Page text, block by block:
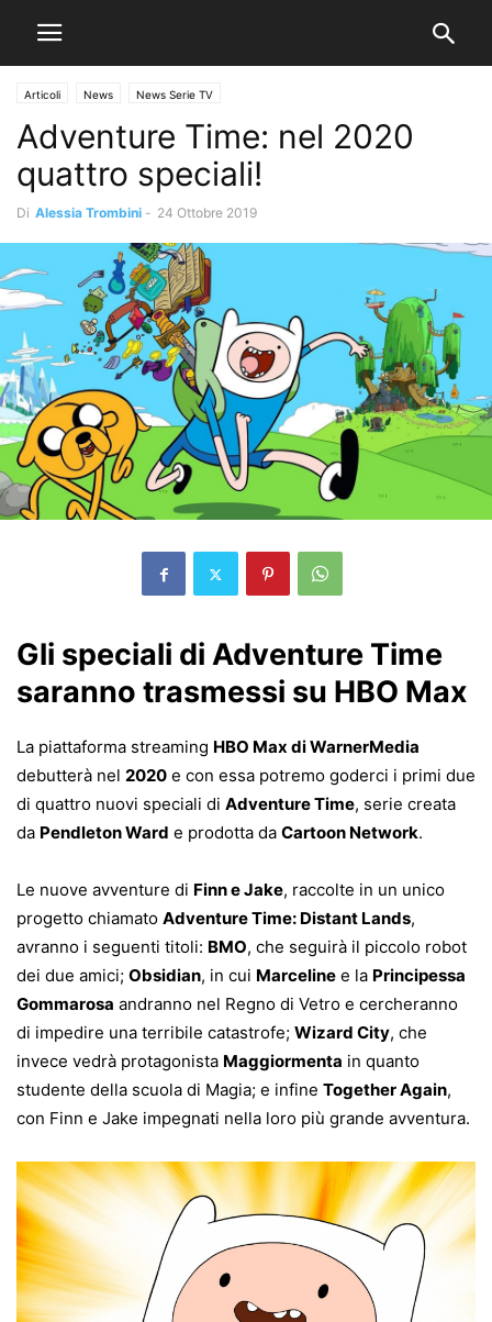
Articoli News News Serie TV
Adventure Time: nel 2020
quattro speciali!
Di Alessia Trombini - 24 Ottobre 2019
Gli speciali di Adventure Time
saranno trasmessi su HBO Max
La piattaforma streaming HBO Max di WarnerMedia
debutterà nel 2020 e con essa potremo goderci i primi due
di quattro nuovi speciali di Adventure Time, serie creata
da Pendleton Ward e prodotta da Cartoon Network.
Le nuove avventure di Finn e Jake, raccolte in un unico
progetto chiamato Adventure Time: Distant Lands,
avranno i seguenti titoli: BMO, che seguirà il piccolo robot
dei due amici; Obsidian, in cui Marceline e la Principessa
Gommarosa andranno nel Regno di Vetro e cercheranno
di impedire una terribile catastrofe; Wizard City, che
invece vedrà protagonista Maggiormenta in quanto
studente della scuola di Magia; e infine Together Again,
con Finn e Jake impegnati nella loro più grande avventura.